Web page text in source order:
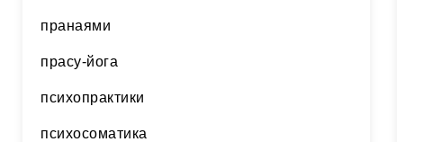
пранаями
прасу-йога
психопрактики
психосоматика